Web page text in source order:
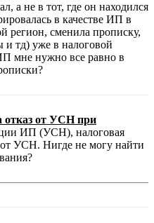
а не в тот, где он находился
в качестве ИП в
регион, сменила прописку,
и тд) уже в налоговой
мне нужно все равно в
отказ от УСН при
ИП (УСН), налоговая
от УСН. Нигде не могу найти